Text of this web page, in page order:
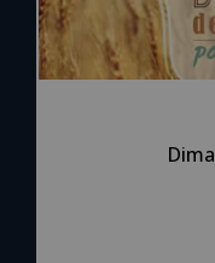
La chaîne Youtube